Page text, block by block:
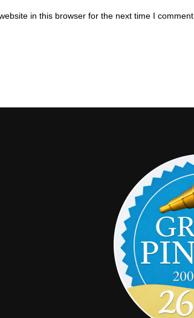
in this browser for the next time I comment.